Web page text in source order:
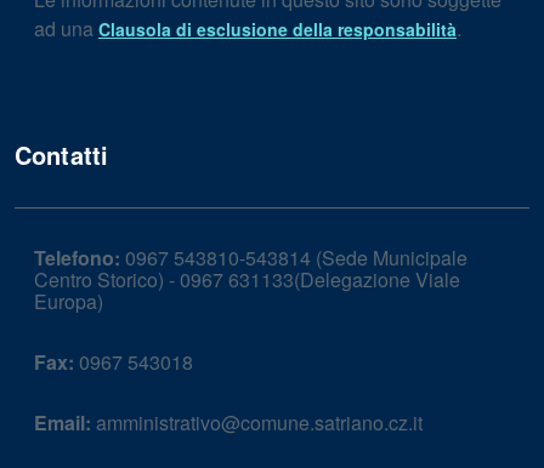
ad una Clausola di esclusione della responsabilità.
Contatti
Telefono: 0967 543810-543814 (Sede Municipale
Centro Storico) - 0967 631133(Delegazione Viale
Europa)
Fax: 0967 543018
Email: amministrativo@comune.satriano.cz.it